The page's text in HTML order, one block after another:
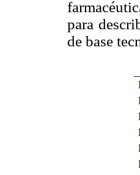
para
de base